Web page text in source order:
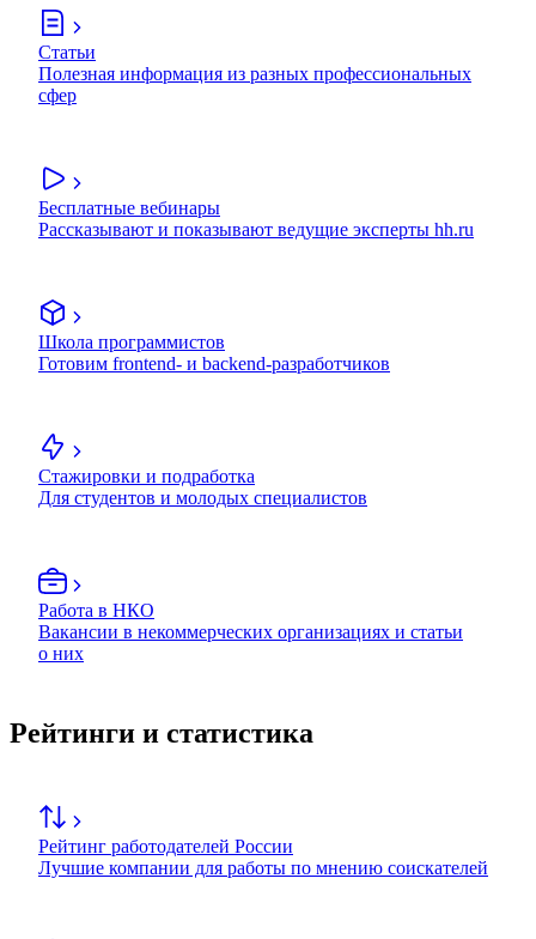
Статьи
Полезная информация из разных профессиональных
сфер
Бесплатные вебинары
Рассказывают и показывают ведущие эксперты hh.ru
Школа программистов
Готовим frontend- и backend-разработчиков
Стажировки и подработка
Для студентов и молодых специалистов
Работа в НКО
Вакансии в некоммерческих организациях и статьи
о них
Рейтинги и статистика
Рейтинг работодателей России
Лучшие компании для работы по мнению соискателей